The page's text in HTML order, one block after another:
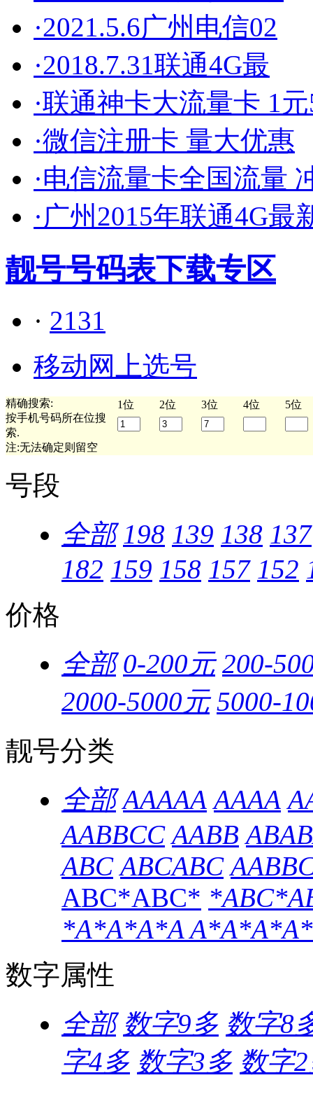
·2021.5.6广州电信02
·2018.7.31联通4G最
·联通神卡大流量卡 1
·微信注册卡 量大优惠
·电信流量卡全国流量
·广州2015年联通4G最
靓号号码表下载专区
· 2131
移动网上选号
精确搜索:
按手机号码所在位搜
索.
注:无法确定则留空
1位 2位 3位 4位 5位
号段
全部 198 139 138 137
182 159 158 157 152
价格
全部 0-200元 200-
2000-5000元 5000-
靓号分类
全部 AAAAA AAAA
AABBCC AABB
ABC ABCABC
ABC*ABC*
*A*A*A*AA*A*A*A*
数字属性
全部 数字9多 数字8
字4多 数字3多 数字